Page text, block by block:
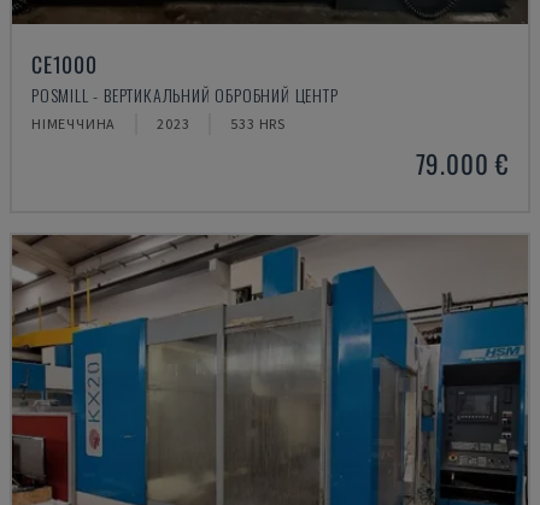
CE1000
POSMILL - ВЕРТИКАЛЬНИЙ ОБРОБНИЙ ЦЕНТР
НІМЕЧЧИНА 2023 533 HRS
79.000 €